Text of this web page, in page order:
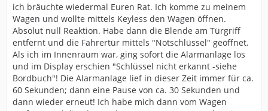
ich bräuchte wiedermal Euren Rat. Ich komme zu meinem
Wagen und wollte mittels Keyless den Wagen öffnen.
Absolut null Reaktion. Habe dann die Blende am Türgriff
entfernt und die Fahrertür mittels "Notschlüssel" geöffnet.
Als ich im Innenraum war, ging sofort die Alarmanlage los
und im Display erschien "Schlüssel nicht erkannt -siehe
Bordbuch"! Die Alarmanlage lief in dieser Zeit immer für ca.
60 Sekunden; dann eine Pause von ca. 30 Sekunden und
dann wieder erneut! Ich habe mich dann vom Wagen